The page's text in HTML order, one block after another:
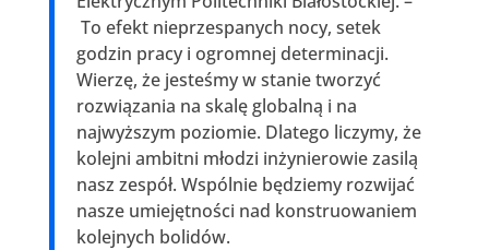
To efekt nieprzespanych nocy, setek
godzin pracy i ogromnej determinacji.
Wierzę, że jesteśmy w stanie tworzyć
rozwiązania na skalę globalną i na
najwyższym poziomie. Dlatego liczymy, że
kolejni ambitni młodzi inżynierowie zasilą
nasz zespół. Wspólnie będziemy rozwijać
nasze umiejętności nad konstruowaniem
kolejnych bolidów.